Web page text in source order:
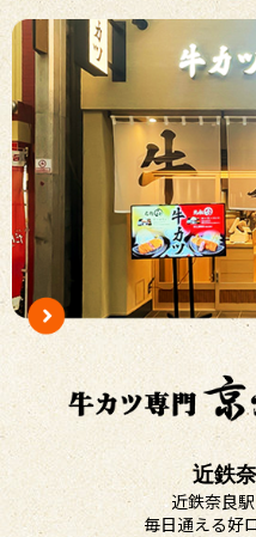
近鉄
近鉄奈良
毎日通える好